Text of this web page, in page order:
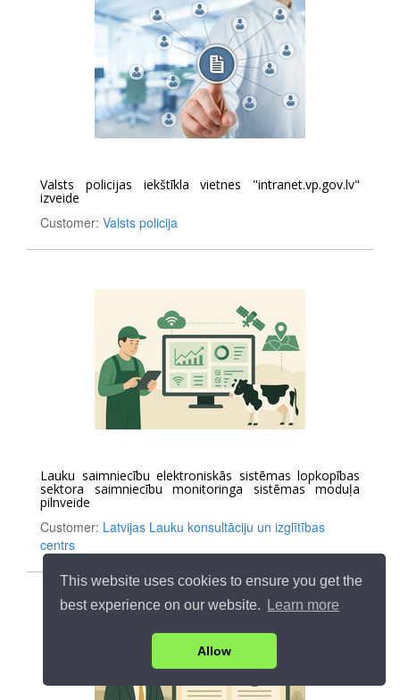
This website uses cookies to ensure you get the
best experience on our website.
Learn more
Allow
Valsts policijas iekštīkla vietnes "intranet.vp.gov.lv"
izveide
Customer: Valsts policija
Lauku saimniecību elektroniskās sistēmas lopkopības
sektora saimniecību monitoringa sistēmas moduļa
pilnveide
Customer: Latvijas Lauku konsultāciju un izglītības
centrs